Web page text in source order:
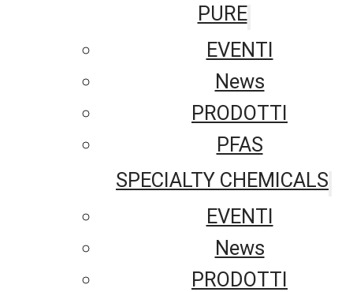
PURE
EVENTI
News
PRODOTTI
PFAS
SPECIALTY CHEMICALS
EVENTI
News
PRODOTTI